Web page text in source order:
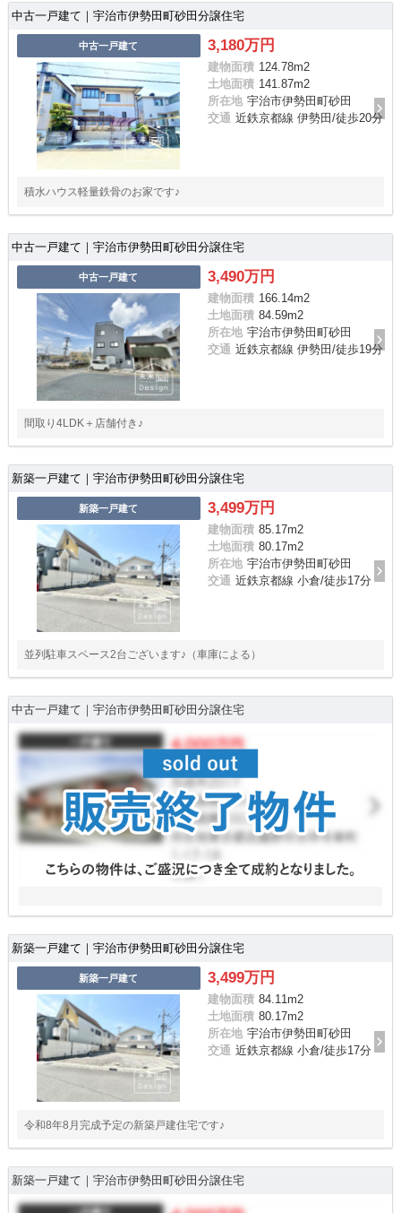
中古一戸建て｜宇治市伊勢田町砂田分譲住宅
中古一戸建て 3,180万円
建物面積 124.78m2
土地面積 141.87m2
所在地 宇治市伊勢田町砂田
交通 近鉄京都線 伊勢田/徒歩20分
積水ハウス軽量鉄骨のお家です♪
中古一戸建て｜宇治市伊勢田町砂田分譲住宅
中古一戸建て 3,490万円
建物面積 166.14m2
土地面積 84.59m2
所在地 宇治市伊勢田町砂田
交通 近鉄京都線 伊勢田/徒歩19分
間取り4LDK＋店舗付き♪
新築一戸建て｜宇治市伊勢田町砂田分譲住宅
新築一戸建て 3,499万円
建物面積 85.17m2
土地面積 80.17m2
所在地 宇治市伊勢田町砂田
交通 近鉄京都線 小倉/徒歩17分
並列駐車スペース2台ございます♪（車庫による）
中古一戸建て｜宇治市伊勢田町砂田分譲住宅
新築一戸建て｜宇治市伊勢田町砂田分譲住宅
新築一戸建て 3,499万円
建物面積 84.11m2
土地面積 80.17m2
所在地 宇治市伊勢田町砂田
交通 近鉄京都線 小倉/徒歩17分
令和8年8月完成予定の新築戸建住宅です♪
新築一戸建て｜宇治市伊勢田町砂田分譲住宅